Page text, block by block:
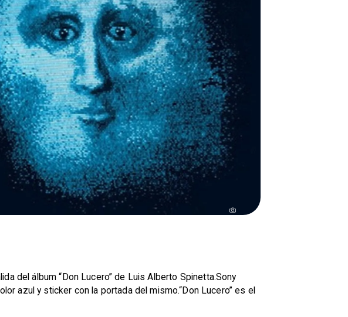
del álbum “Don Lucero” de Luis Alberto Spinetta.Sony
azul y sticker con la portada del mismo.“Don Lucero” es el